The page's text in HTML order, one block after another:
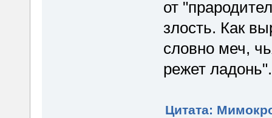
от
злость. Как
словно меч,
режет ладонь".
Цитата: